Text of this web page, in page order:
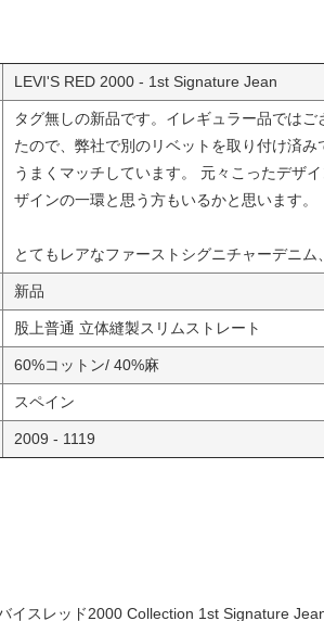
LEVI'S RED 2000 - 1st Signature Jean
タグ無しの新品です。イレギュラー品では
たので、弊社で別のリベットを取り付け済
うまくマッチしています。 元々こったデザ
ザインの一環と思う方もいるかと思います。
とてもレアなファーストシグニチャーデニ
新品
股上普通 立体縫製スリムストレート
60%コットン/ 40%麻
スペイン
2009 - 1119
イスレッド2000 Collection 1st Signature